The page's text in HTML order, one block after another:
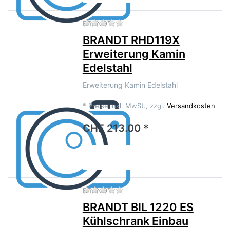
BRANDT Zu diesem Produkt liegen
BRANDT RHD119X
Erweiterung Kamin
Edelstahl
Erweiterung Kamin Edelstahl
* Preise inkl. MwSt., zzgl. Versandkosten
CHF 213.00 *
BRANDT Zu diesem Produkt liegen
BRANDT BIL 1220 ES
Kühlschrank Einbau